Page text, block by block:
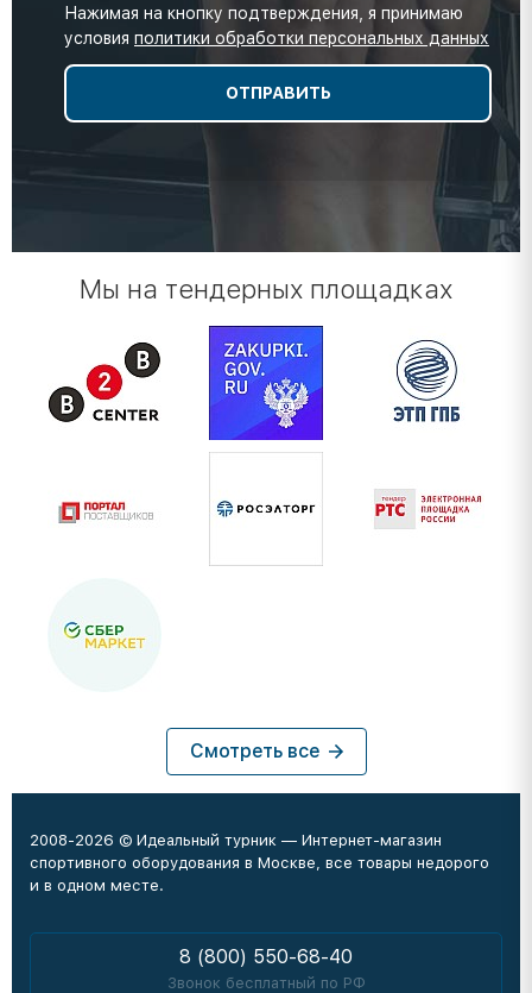
Нажимая на кнопку подтверждения, я принимаю
условия политики обработки персональных данных
Мы на тендерных площадках
Смотреть все
2008-2026 © Идеальный турник — Интернет-магазин
спортивного оборудования в Москве, все товары недорого
и в одном месте.
8 (800) 550-68-40
Звонок бесплатный по РФ